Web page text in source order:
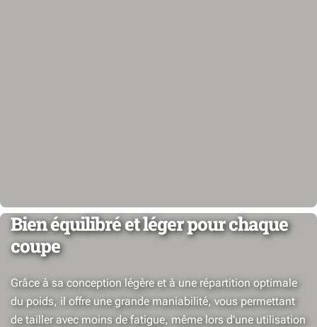
Bien équilibré et léger pour chaque
coupe
Grâce à sa conception légère et à une répartition optimale
du poids, il offre une grande maniabilité, vous permettant
de tailler avec moins de fatigue, même lors d’une utilisation